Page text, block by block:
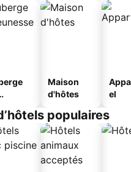
Maison
d'hôtes
el
populaires